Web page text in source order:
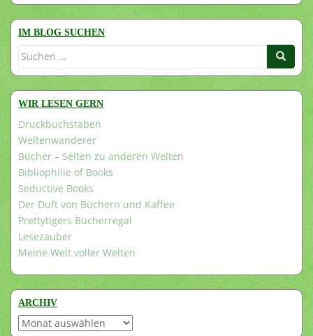
IM BLOG SUCHEN
Suchen
WIR LESEN GERN
Druckbuchstaben
Weltenwanderer
Bücher – Seiten zu anderen Welten
Bibliophilie of Books
Seductive Books
Der Duft von Büchern und Kaffee
Prettytigers Bücherregal
Lesezauber
Meine Welt voller Welten
ARCHIV
Archiv